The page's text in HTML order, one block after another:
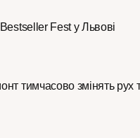
Fest у Львові
тимчасово змінять